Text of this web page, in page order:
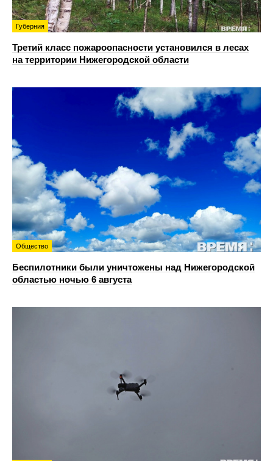
Губерния
Третий класс пожароопасности установился в лесах
на территории Нижегородской области
Общество
Беспилотники были уничтожены над Нижегородской
областью ночью 6 августа